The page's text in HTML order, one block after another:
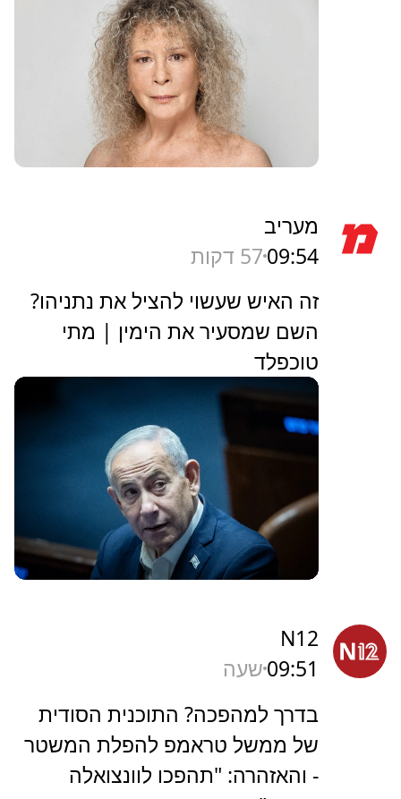
מעריב
09:5457 דקות
זה האיש שעשוי להציל את נתניהו?
השם שמסעיר את הימין | מתי
טוכפלד
N12
09:51שעה
בדרך למהפכה? התוכנית הסודית
של ממשל טראמפ להפלת המשטר
- והאזהרה: "תהפכו לוונצואלה